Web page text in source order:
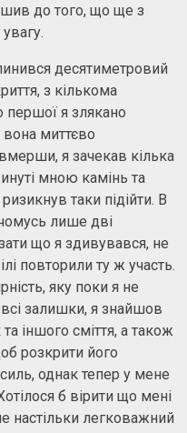
до того, що ще з
десятиметровий
з кількома
я злякано
вона миттєво
я зачекав кілька
мною камінь та
таки підійти. В
лише дві
що я здивувався, не
повторили ту ж участь.
яку поки я не
залишки, я знайшов
іншого сміття, а також
розкрити його
однак тепер у мене
б вірити що мені
настільки легковажний